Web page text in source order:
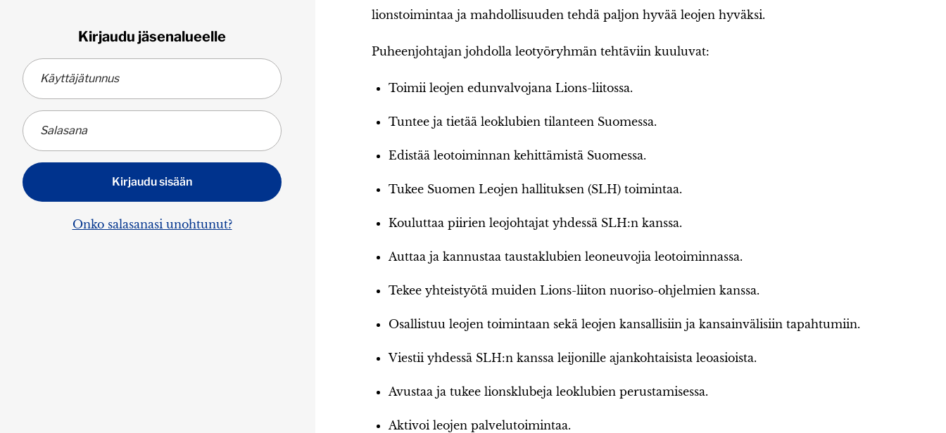
lionstoimintaa ja mahdollisuuden tehdä paljon hyvää leojen hyväksi.
Puheenjohtajan johdolla leotyöryhmän tehtäviin kuuluvat:
Toimii leojen edunvalvojana Lions-liitossa.
Tuntee ja tietää leoklubien tilanteen Suomessa.
Edistää leotoiminnan kehittämistä Suomessa.
Tukee Suomen Leojen hallituksen (SLH) toimintaa.
Kouluttaa piirien leojohtajat yhdessä SLH:n kanssa.
Auttaa ja kannustaa taustaklubien leoneuvojia leotoiminnassa.
Tekee yhteistyötä muiden Lions-liiton nuoriso-ohjelmien kanssa.
Osallistuu leojen toimintaan sekä leojen kansallisiin ja kansainvälisiin tapahtumiin.
Viestii yhdessä SLH:n kanssa leijonille ajankohtaisista leoasioista.
Avustaa ja tukee lionsklubeja leoklubien perustamisessa.
Aktivoi leojen palvelutoimintaa.
Kirjaudu jäsenalueelle
Onko salasanasi unohtunut?